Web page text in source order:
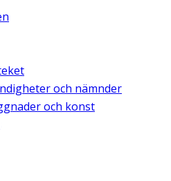
och nämnder
och konst